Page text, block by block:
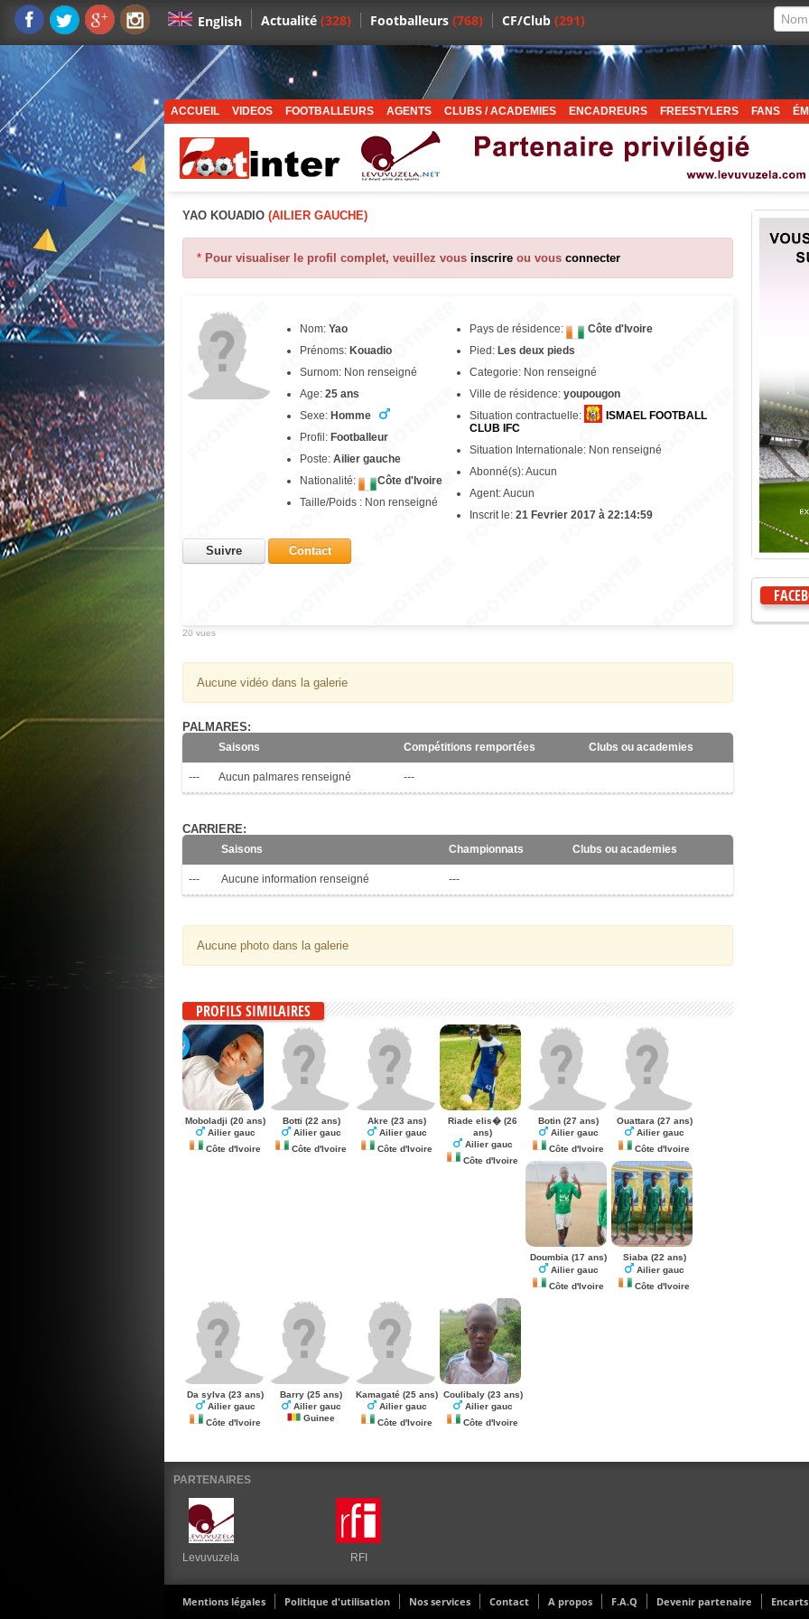
English Actualité (328) Footballeurs (768) CF/Club (291)
ACCUEIL VIDEOS FOOTBALLEURS AGENTS CLUBS / ACADEMIES ENCADREURS FREESTYLERS FANS
YAO KOUADIO (AILIER GAUCHE)
* Pour visualiser le profil complet, veuillez vous inscrire ou vous connecter
Nom: Yao
Prénoms: Kouadio
Surnom: Non renseigné
Age: 25 ans
Sexe: Homme
Profil: Footballeur
Poste: Ailier gauche
Nationalité:
Côte d'Ivoire
Taille/Poids : Non renseigné
Pays de résidence:
Côte d'Ivoire
Pied: Les deux pieds
Categorie: Non renseigné
Ville de résidence: youpougon
Situation contractuelle:
ISMAEL FOOTBALL
CLUB IFC
Situation Internationale: Non renseigné
Abonné(s): Aucun
Agent: Aucun
Inscrit le: 21 Fevrier 2017 à 22:14:59
Suivre Contact
20 vues
Aucune vidéo dans la galerie
PALMARES:
Saisons Compétitions remportées Clubs ou academies
--- Aucun palmares renseigné ---
CARRIERE:
Saisons Championnats Clubs ou academies
--- Aucune information renseigné ---
Aucune photo dans la galerie
PROFILS SIMILAIRES
Moboladji (20 ans)
Ailier gauc
Côte d'Ivoire
Botti (22 ans)
Ailier gauc
Côte d'Ivoire
Akre (23 ans)
Ailier gauc
Côte d'Ivoire
Riade elis� (26
ans)
Ailier gauc
Côte d'Ivoire
Botin (27 ans)
Ailier gauc
Côte d'Ivoire
Ouattara (27 ans)
Ailier gauc
Côte d'Ivoire
Doumbia (17 ans)
Ailier gauc
Côte d'Ivoire
Siaba(22 ans)
Ailier gauc
Côte d'Ivoire
Da sylva (23 ans)
Ailier gauc
Côte d'Ivoire
Barry (25 ans)
Ailier gauc
Guinee
Kamagaté (25 ans)
Ailier gauc
Côte d'Ivoire
Coulibaly(23 ans)
Ailier gauc
Côte d'Ivoire
PARTENAIRES
Levuvuzela RFI
Mentions légales Politique d'utilisation Nos services Contact A propos F.A.Q Devenir partenaire